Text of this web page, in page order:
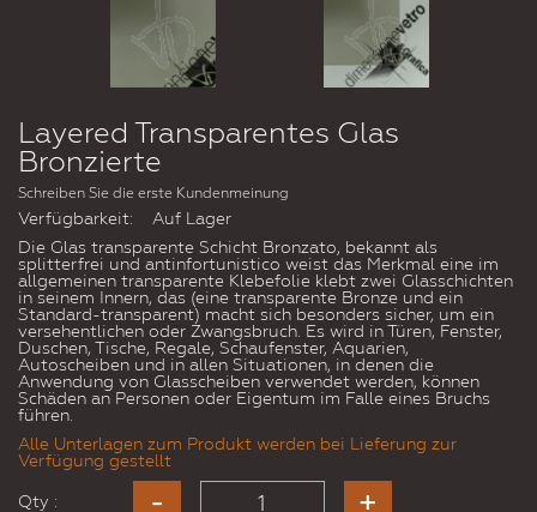
Layered Transparentes Glas
Bronzierte
Schreiben Sie die erste Kundenmeinung
Verfügbarkeit:
Auf Lager
Die Glas transparente Schicht Bronzato, bekannt als
splitterfrei und antinfortunistico weist das Merkmal eine im
allgemeinen transparente Klebefolie klebt zwei Glasschichten
in seinem Innern, das (eine transparente Bronze und ein
Standard-transparent) macht sich besonders sicher, um ein
versehentlichen oder Zwangsbruch. Es wird in Türen, Fenster,
Duschen, Tische, Regale, Schaufenster, Aquarien,
Autoscheiben und in allen Situationen, in denen die
Anwendung von Glasscheiben verwendet werden, können
Schäden an Personen oder Eigentum im Falle eines Bruchs
führen.
Alle Unterlagen zum Produkt werden bei Lieferung zur
Verfügung gestellt
Qty :